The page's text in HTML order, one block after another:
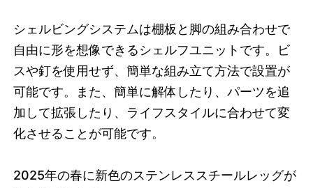
シェルビングシステムは棚板と脚の組み合わせで
自由に形を想像できるシェルフユニットです。ビ
スや釘を使用せず、簡単な組み立て方法で設置が
可能です。また、簡単に解体したり、パーツを追
加して拡張したり、ライフスタイルに合わせて変
化させることが可能です。
2025年の春に新色のステンレススチールレッグが